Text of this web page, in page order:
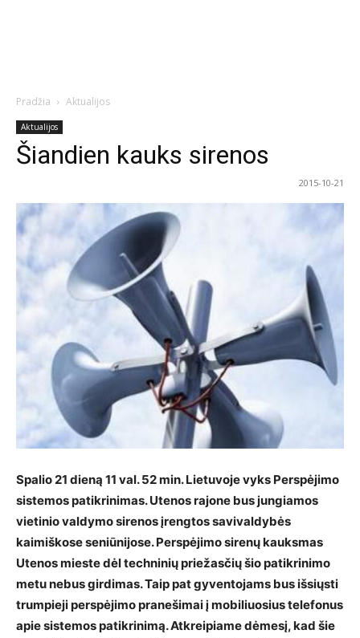
Pradžia Aktualijos
Aktualijos
Šiandien kauks sirenos
2015-10-21
Spalio 21 dieną 11 val. 52 min. Lietuvoje vyks Perspėjimo
sistemos patikrinimas. Utenos rajone bus jungiamos
vietinio valdymo sirenos įrengtos savivaldybės
kaimiškose seniūnijose. Perspėjimo sirenų kauksmas
Utenos mieste dėl techninių priežasčių šio patikrinimo
metu nebus girdimas. Taip pat gyventojams bus išsiųsti
trumpieji perspėjimo pranešimai į mobiliuosius telefonus
apie sistemos patikrinimą. Atkreipiame dėmesį, kad šie